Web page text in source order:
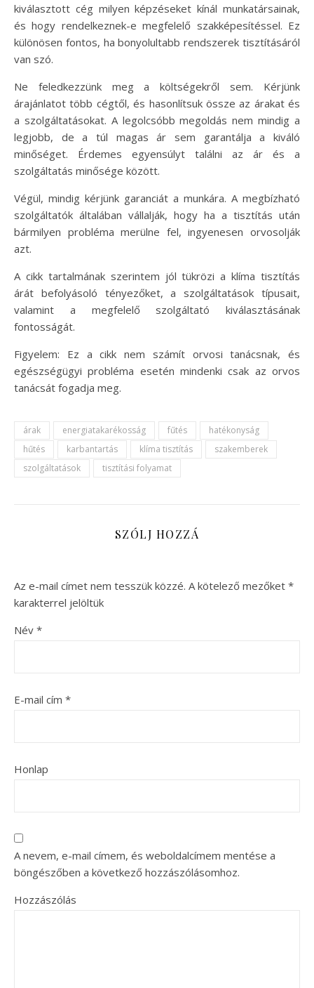
kiválasztott cég milyen képzéseket kínál munkatársainak,
és hogy rendelkeznek-e megfelelő szakképesítéssel. Ez
különösen fontos, ha bonyolultabb rendszerek tisztításáról
van szó.
Ne feledkezzünk meg a költségekről sem. Kérjünk
árajánlatot több cégtől, és hasonlítsuk össze az árakat és
a szolgáltatásokat. A legolcsóbb megoldás nem mindig a
legjobb, de a túl magas ár sem garantálja a kiváló
minőséget. Érdemes egyensúlyt találni az ár és a
szolgáltatás minősége között.
Végül, mindig kérjünk garanciát a munkára. A megbízható
szolgáltatók általában vállalják, hogy ha a tisztítás után
bármilyen probléma merülne fel, ingyenesen orvosolják
azt.
A cikk tartalmának szerintem jól tükrözi a klíma tisztítás
árát befolyásoló tényezőket, a szolgáltatások típusait,
valamint a megfelelő szolgáltató kiválasztásának
fontosságát.
Figyelem: Ez a cikk nem számít orvosi tanácsnak, és
egészségügyi probléma esetén mindenki csak az orvos
tanácsát fogadja meg.
árak energiatakarékosság fűtés
hatékonyság
hűtés
karbantartás klíma tisztítás
szakemberek
szolgáltatások
tisztítási folyamat
SZÓLJ HOZZÁ
Az e-mail címet nem tesszük közzé. A kötelező mezőket *
karakterrel jelöltük
Név *
E-mail cím *
Honlap
A nevem, e-mail címem, és weboldalcímem mentése a
böngészőben a következő hozzászólásomhoz.
Hozzászólás